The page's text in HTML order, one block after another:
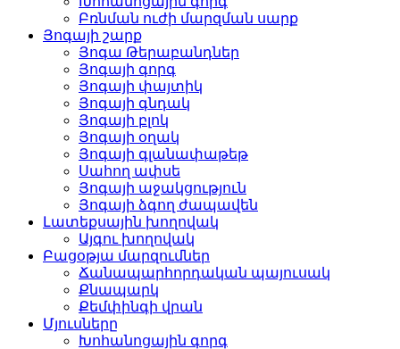
Բռնման ուժի մարզման սարք
Յոգայի շարք
Յոգա Թերաբանդներ
Յոգայի գորգ
Յոգայի փայտիկ
Յոգայի գնդակ
Յոգայի բլոկ
Յոգայի օղակ
Յոգայի գլանափաթեթ
Սահող ափսե
Յոգայի աջակցություն
Յոգայի ձգող ժապավեն
Լատեքսային խողովակ
Այգու խողովակ
Բացօթյա մարզումներ
Ճանապարհորդական պայուսակ
Քնապարկ
Քեմփինգի վրան
Մյուսները
Խոհանոցային գորգ